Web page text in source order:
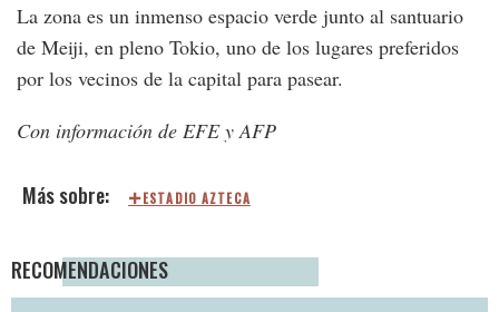
La zona es un inmenso espacio verde junto al santuario
de Meiji, en pleno Tokio, uno de los lugares preferidos
por los vecinos de la capital para pasear.
Con información de EFE y AFP
ESTADIO AZTECA
RECOMENDACIONES